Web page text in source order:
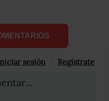
sesión Registrate